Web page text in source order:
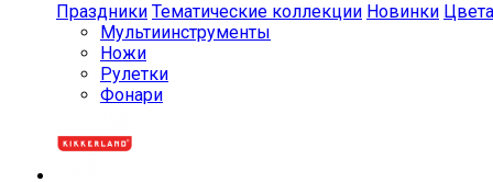
Праздники Тематические коллекции Новинки Цвета
Мульти­инструменты
Ножи
Рулетки
Фонари